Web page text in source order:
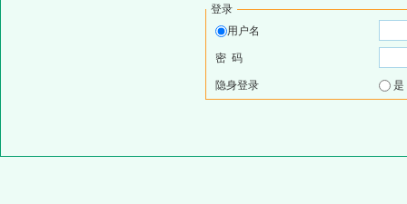
登录
用户名
密 码
隐身登录